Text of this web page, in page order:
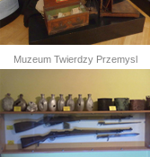
Muzeum Twierdzy Przemysl